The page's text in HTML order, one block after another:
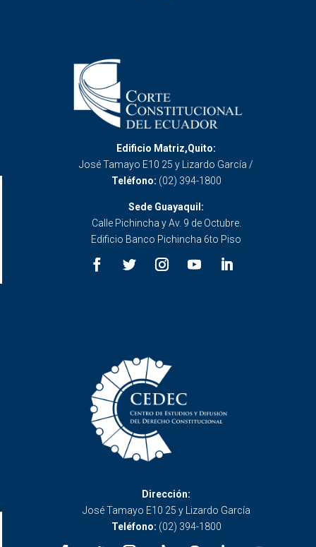
Edificio Matriz,Quito:
José Tamayo E10 25 y Lizardo García /
Teléfono: (02) 394-1800
Sede Guayaquil:
Calle Pichincha y Av. 9 de Octubre.
Edificio Banco Pichincha 6to Piso
Dirección:
José Tamayo E10 25 y Lizardo García
Teléfono: (02) 394-1800